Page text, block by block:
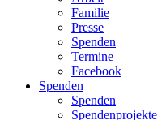
Familie
Presse
Spenden
Termine
Facebook
Spenden
Spenden
Spendenprojekte